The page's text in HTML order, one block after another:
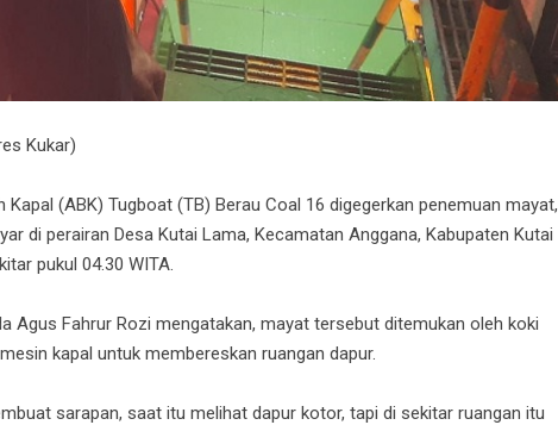
Kukar)
Kapal (ABK) Tugboat (TB) Berau Coal 16 digegerkan penemuan mayat,
di perairan Desa Kutai Lama, Kecamatan Anggana, Kabupaten Kutai
pukul 04.30 WITA.
Agus Fahrur Rozi mengatakan, mayat tersebut ditemukan oleh koki
kapal untuk membereskan ruangan dapur.
sarapan, saat itu melihat dapur kotor, tapi di sekitar ruangan itu